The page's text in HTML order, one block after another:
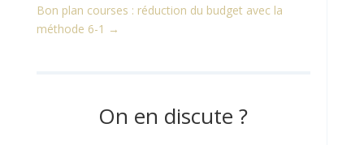
Bon plan courses : réduction du budget avec la
méthode 6-1 →
On en discute ?